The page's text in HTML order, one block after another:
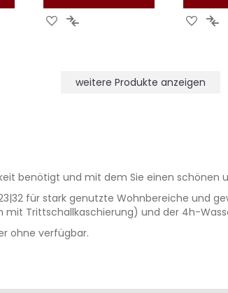
ZURZUR
ZUR
weitere Produkte anzeigen
benötigt und mit dem Sie einen schönen
für stark genutzte Wohnbereiche und
Trittschallkaschierung) und der 4h-
ohne verfügbar.